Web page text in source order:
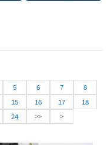
5 6 7
8
15 16 17
18
24 >> >